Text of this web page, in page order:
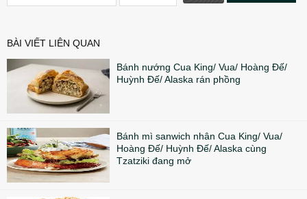
BÀI VIẾT LIÊN QUAN
Bánh nướng Cua King/ Vua/ Hoàng Đế/
Huỳnh Đế/ Alaska rán phồng
Bánh mì sanwich nhân Cua King/ Vua/
Hoàng Đế/ Huỳnh Đế/ Alaska cùng
Tzatziki đang mở